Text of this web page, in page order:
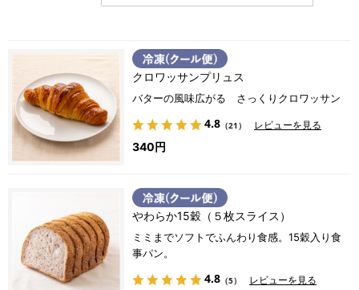
クロワッサンプリュス
バターの風味広がる さっくりクロワッサン
4.8 （21）
レビューを見る
340円
やわらか15穀（５枚スライス）
ミミまでソフトでふんわり食感。15穀入り食
事パン。
4.8 （5）
レビューを見る